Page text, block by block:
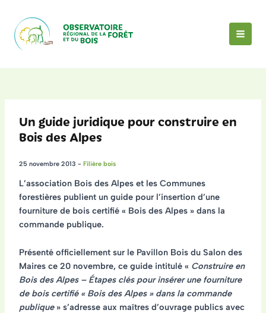
contenu
Un guide juridique pour construire en
Bois des Alpes
25 novembre 2013 - Filière bois
L’association Bois des Alpes et les Communes
forestières publient un guide pour l’insertion d’une
fourniture de bois certifié « Bois des Alpes » dans la
commande publique.
Présenté officiellement sur le Pavillon Bois du Salon des
Maires ce 20 novembre, ce guide intitulé « Construire en
Bois des Alpes – Étapes clés pour insérer une fourniture
de bois certifié « Bois des Alpes » dans la commande
publique» s’adresse aux maîtres d’ouvrage publics avec